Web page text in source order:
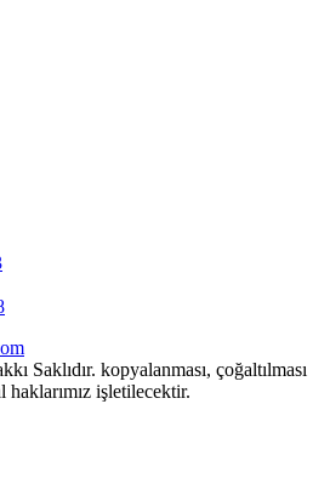
Saklıdır. kopyalanması, çoğaltılması
haklarımız işletilecektir.